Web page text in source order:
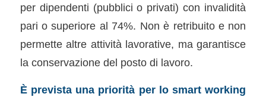
per dipendenti (pubblici o privati) con invalidità
pari o superiore al 74%. Non è retribuito e non
permette altre attività lavorative, ma garantisce
la conservazione del posto di lavoro.
È prevista una priorità per lo smart working